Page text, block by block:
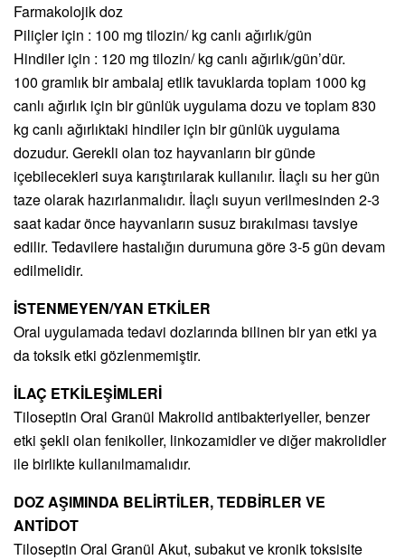
Farmakolojik doz
Piliçler için : 100 mg tilozin/ kg canlı ağırlık/gün
Hindiler için : 120 mg tilozin/ kg canlı ağırlık/gün’dür.
100 gramlık bir ambalaj etlik tavuklarda toplam 1000 kg
canlı ağırlık için bir günlük uygulama dozu ve toplam 830
kg canlı ağırlıktaki hindiler için bir günlük uygulama
dozudur. Gerekli olan toz hayvanların bir günde
içebilecekleri suya karıştırılarak kullanılır. İlaçlı su her gün
taze olarak hazırlanmalıdır. İlaçlı suyun verilmesinden 2-3
saat kadar önce hayvanların susuz bırakılması tavsiye
edilir. Tedavilere hastalığın durumuna göre 3-5 gün devam
edilmelidir.
İSTENMEYEN/YAN ETKİLER
Oral uygulamada tedavi dozlarında bilinen bir yan etki ya
da toksik etki gözlenmemiştir.
İLAÇ ETKİLEŞİMLERİ
Tiloseptin Oral Granül Makrolid antibakteriyeller, benzer
etki şekli olan fenikoller, linkozamidler ve diğer makrolidler
ile birlikte kullanılmamalıdır.
DOZ AŞIMINDA BELİRTİLER, TEDBİRLER VE
ANTİDOT
Tiloseptin Oral Granül Akut, subakut ve kronik toksisite